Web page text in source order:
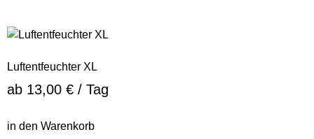
Luftentfeuchter XL
ab 13,00 € / Tag
in den Warenkorb